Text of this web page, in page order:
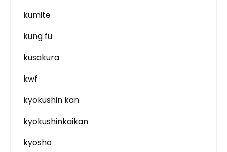
kumite
kung fu
kusakura
kwf
kyokushin kan
kyokushinkaikan
kyosho